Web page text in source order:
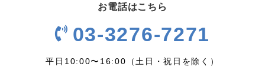
お電話はこちら
03-3276-7271
平日10:00〜16:00（土日・祝日を除く）